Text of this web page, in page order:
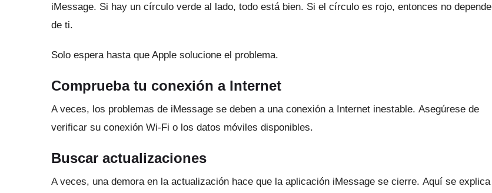
iMessage. Si hay un círculo verde al lado, todo está bien. Si el círculo es rojo, entonces no depende
de ti.
Solo espera hasta que Apple solucione el problema.
Comprueba tu conexión a Internet
A veces, los problemas de iMessage se deben a una conexión a Internet inestable. Asegúrese de
verificar su conexión Wi-Fi o los datos móviles disponibles.
Buscar actualizaciones
A veces, una demora en la actualización hace que la aplicación iMessage se cierre. Aquí se explica